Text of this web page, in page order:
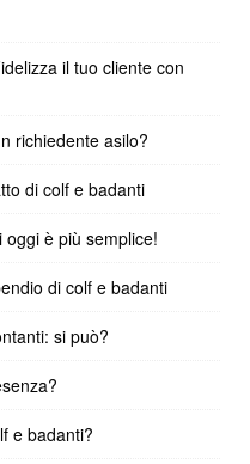
il tuo cliente con
richiedente asilo?
di colf e badanti
è più semplice!
di colf e badanti
si può?
e badanti?